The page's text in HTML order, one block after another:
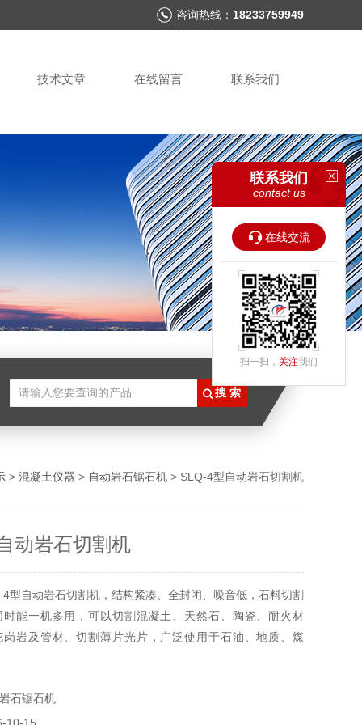
咨询热线： 18233759949
技术文章 在线留言 联系我们
> 混凝土仪器 > 自动岩石锯石机 > SLQ-4型自动岩石切割机
动岩石切割机
型自动岩石切割机，结构紧凑、全封闭、噪音低，石料切割
时能一机多用，可以切割混凝土、天然石、陶瓷、耐火材
岗岩及管材、切割薄片光片，广泛使用于石油、地质、煤
石锯石机
联系我们
contact us
在线交流
扫一扫， 关注我们